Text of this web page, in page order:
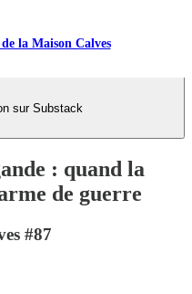
la Maison Calves
sur Substack
: quand la
de guerre
#87